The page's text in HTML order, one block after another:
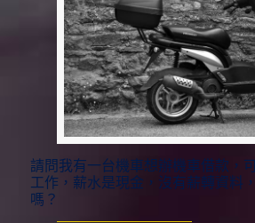
請問我有一台機車想辦機車借款，
工作，薪水是現金，沒有薪轉資料
嗎？